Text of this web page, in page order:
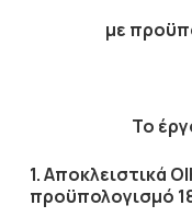
με
Το
1. Αποκλειστικά
προϋπολογισμό